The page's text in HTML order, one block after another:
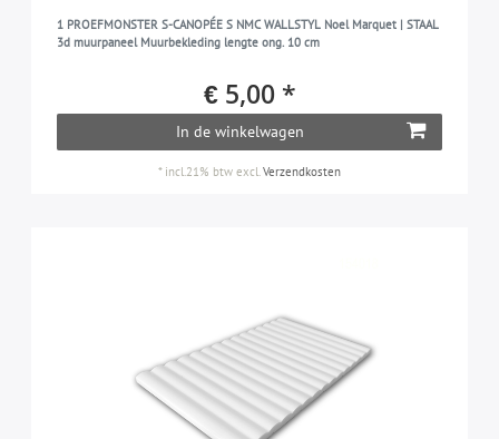
1 PROEFMONSTER S-CANOPÉE S NMC WALLSTYL Noel Marquet | STAAL
3d muurpaneel Muurbekleding lengte ong. 10 cm
€ 5,00 *
In de winkelwagen
* incl.21% btw excl.Verzendkosten